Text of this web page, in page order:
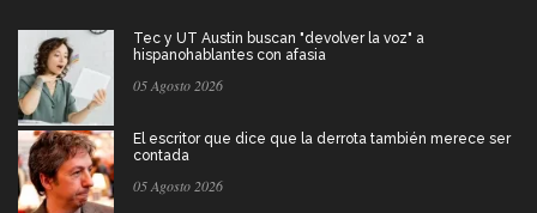
Tec y UT Austin buscan "devolver la voz" a
hispanohablantes con afasia
05 Agosto 2026
El escritor que dice que la derrota también merece ser
contada
05 Agosto 2026